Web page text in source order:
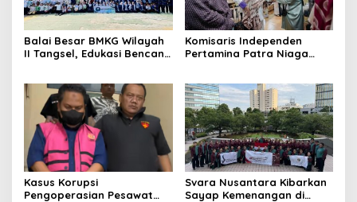
Balai Besar BMKG Wilayah
II Tangsel, Edukasi Bencana
23
Komisaris Independen
Pertamina Patra Niaga
Sentuhan Kemanusiaan dan
Keberlanjutan
Kasus Korupsi
Pengoperasian Pesawat
Svara Nusantara Kibarkan
Sayap Kemenangan di